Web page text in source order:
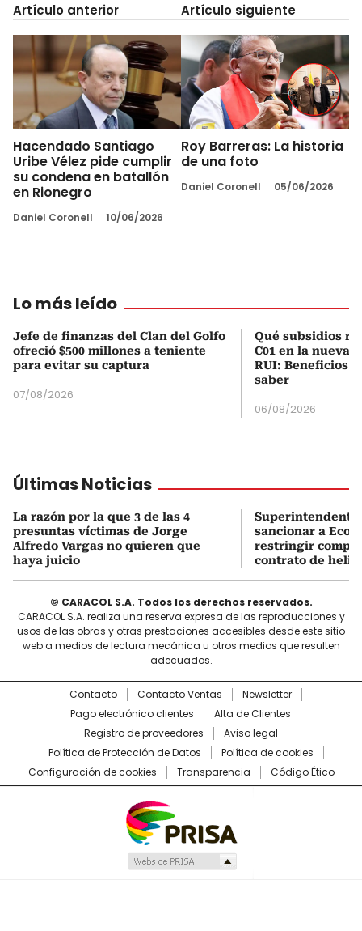
Artículo anterior
Hacendado Santiago
Uribe Vélez pide cumplir
su condena en batallón
en Rionegro
Daniel Coronell 10/06/2026
Artículo siguiente
Roy Barreras: La historia
de una foto
Daniel Coronell 05/06/2026
Lo más leído
Jefe de finanzas del Clan del Golfo
ofreció $500 millones a teniente
para evitar su captura
07/08/2026
Qué subsidios
C01 en la nueva
RUI: Beneficios
saber
06/08/2026
Últimas Noticias
La razón por la que 3 de las 4
presuntas víctimas de Jorge
Alfredo Vargas no quieren que
haya juicio
Superintendente
sancionar a
restringir
contrato de
© CARACOL S.A. Todos los derechos reservados.
CARACOL S.A. realiza una reserva expresa de las reproducciones y
usos de las obras y otras prestaciones accesibles desde este sitio
web a medios de lectura mecánica u otros medios que resulten
adecuados.
Contacto Contacto Ventas
Newsletter
Pago electrónico clientes
Alta de Clientes
Registro de proveedores
Aviso legal
Política de Protección de Datos
Política de cookies
Configuración de cookies
Transparencia Código Ético